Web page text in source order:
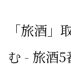
「旅酒
む - 旅酒5